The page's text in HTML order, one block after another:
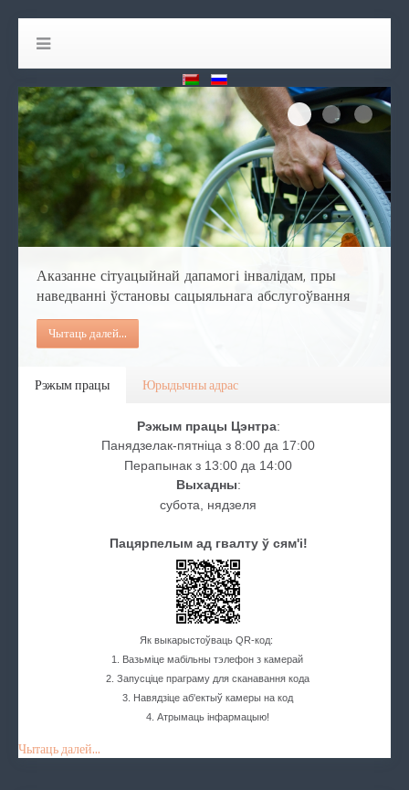
Аказанне сітуацыйнай дапамогі інвалідам, пры
наведванні ўстановы сацыяльнага абслугоўвання
Чытаць далей...
Аказанне
Праца са
Рэжым працы Юрыдычны адрас
Рэжым працы Цэнтра:
Панядзелак-пятніца з 8:00 да 17:00
Перапынак з 13:00 да 14:00
Выхадны:
субота, нядзеля
Пацярпелым ад гвалту ў сям'і!
Як выкарыстоўваць QR-код:
1. Вазьміце мабільны тэлефон з камерай
2. Запусціце праграму для сканавання кода
3. Навядзіце аб'ектыў камеры на код
4. Атрымаць інфармацыю!
Чытаць далей...